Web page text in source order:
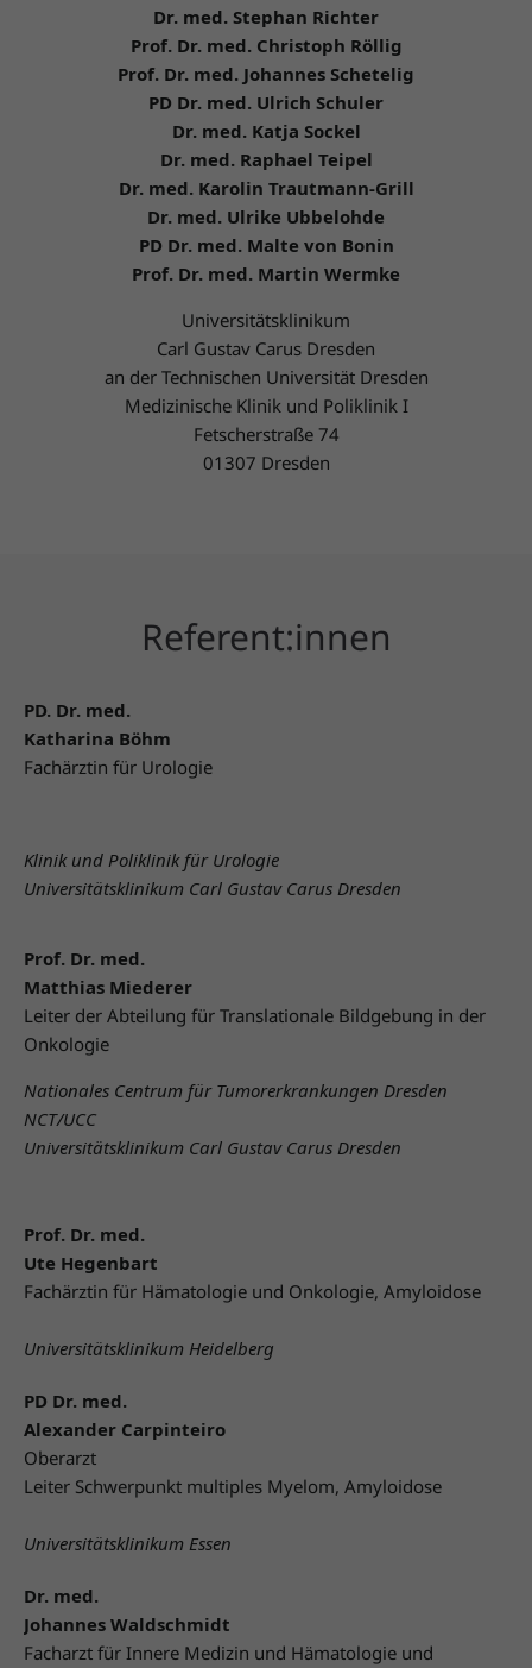
Dr. med. Stephan Richter
Prof. Dr. med. Christoph Röllig
Prof. Dr. med. Johannes Schetelig
PD Dr. med. Ulrich Schuler
Dr. med. Katja Sockel
Dr. med. Raphael Teipel
Dr. med. Karolin Trautmann-Grill
Dr. med. Ulrike Ubbelohde
PD Dr. med. Malte von Bonin
Prof. Dr. med. Martin Wermke
Universitätsklinikum
Carl Gustav Carus Dresden
an der Technischen Universität Dresden
Medizinische Klinik und Poliklinik I
Fetscherstraße 74
01307 Dresden
Referent:innen
PD. Dr. med.
Katharina Böhm
Fachärztin für Urologie
Klinik und Poliklinik für Urologie
Universitätsklinikum Carl Gustav Carus Dresden
Prof. Dr. med.
Matthias Miederer
Leiter der Abteilung für Translationale Bildgebung in der
Onkologie
Nationales Centrum für Tumorerkrankungen Dresden
NCT/UCC
Universitätsklinikum Carl Gustav Carus Dresden
Prof. Dr. med.
Ute Hegenbart
Fachärztin für Hämatologie und Onkologie, Amyloidose
Universitätsklinikum Heidelberg
PD Dr. med.
Alexander Carpinteiro
Oberarzt
Leiter Schwerpunkt multiples Myelom, Amyloidose
Universitätsklinikum Essen
Dr. med.
Johannes Waldschmidt
Facharzt für Innere Medizin und Hämatologie und